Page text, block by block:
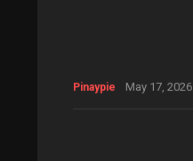
Pinaypie May 17, 2026